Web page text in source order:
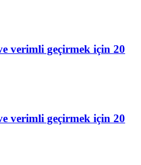
verimli geçirmek için 20
verimli geçirmek için 20